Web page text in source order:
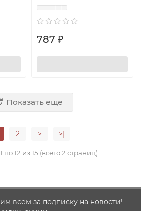
787 ₽
Показать еще
2 > >|
по 12 из 15 (всего 2 страниц)
всем за подписку на новости!